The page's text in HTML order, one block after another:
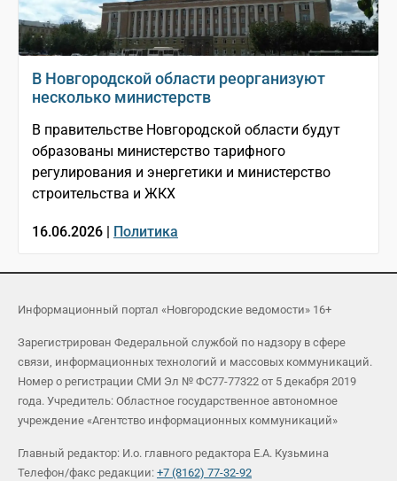
В Новгородской области реорганизуют
несколько министерств
В правительстве Новгородской области будут
образованы министерство тарифного
регулирования и энергетики и министерство
строительства и ЖКХ
16.06.2026 | Политика
Информационный портал «Новгородские ведомости» 16+
Зарегистрирован Федеральной службой по надзору в сфере
связи, информационных технологий и массовых коммуникаций.
Номер о регистрации СМИ Эл № ФС77-77322 от 5 декабря 2019
года. Учредитель: Областное государственное автономное
учреждение «Агентство информационных коммуникаций»
Главный редактор: И.о. главного редактора Е.А. Кузьмина
Телефон/факс редакции: +7 (8162) 77-32-92